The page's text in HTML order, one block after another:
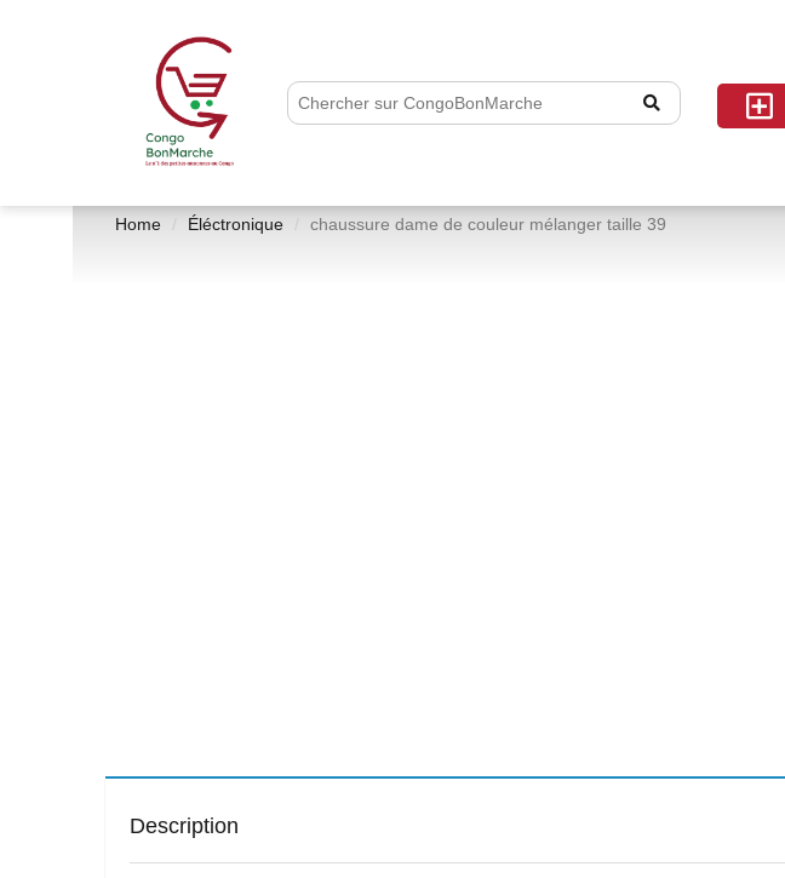
Home Éléctronique chaussure dame de couleur mélanger taille 39
Description